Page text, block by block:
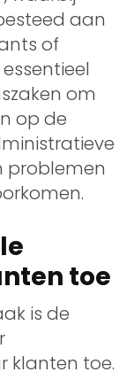
aan
of
om
op de
problemen
toe
is de
klanten toe.